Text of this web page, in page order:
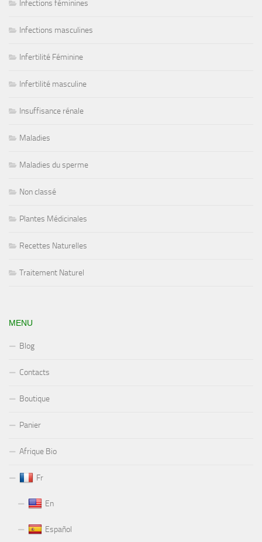
Infections féminines
Infections masculines
Infertilité Féminine
Infertilité masculine
Insuffisance rénale
Maladies
Maladies du sperme
Non classé
Plantes Médicinales
Recettes Naturelles
Traitement Naturel
MENU
Blog
Contacts
Boutique
Panier
Afrique Bio
Fr
En
Español